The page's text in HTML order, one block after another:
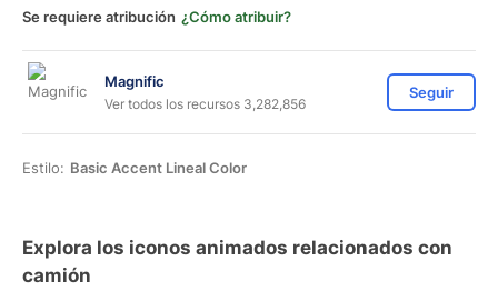
Se requiere atribución ¿Cómo atribuir?
Magnific
Ver todos los recursos 3,282,856
Seguir
Estilo: Basic Accent Lineal Color
Explora los iconos animados relacionados con
camión